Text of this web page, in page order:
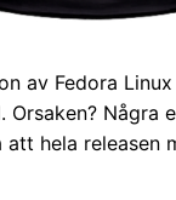
av Fedora
Några
hela releasen